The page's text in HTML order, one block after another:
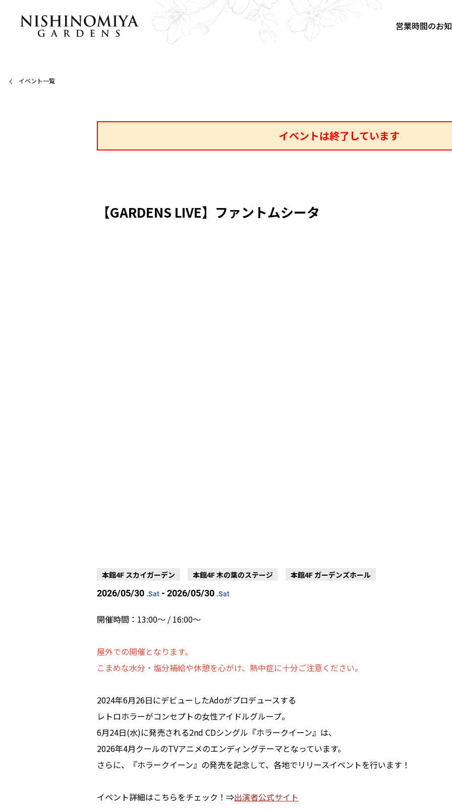
営業時間のお
イベント一覧
イベントは終了しています
【GARDENS LIVE】ファントムシータ
本館4F スカイガーデン 本館4F 木の葉のステージ 本館4F ガーデンズホール
2026/05/30 .Sat - 2026/05/30 .Sat
開催時間：13:00〜 / 16:00～
屋外での開催となります。
こまめな水分・塩分補給や休憩を心がけ、熱中症に十分ご注意ください。
2024年6月26日にデビューしたAdoがプロデュースする
レトロホラーがコンセプトの女性アイドルグループ。
6月24日(水)に発売される2nd CDシングル『ホラークイーン』は、
2026年4月クールのTVアニメのエンディングテーマとなっています。
さらに、『ホラークイーン』の発売を記念して、各地でリリースイベントを行います！
イベント詳細はこちらをチェック！⇒出演者公式サイト